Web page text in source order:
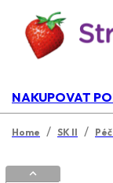
NAKUPOVAT
Home / SK II /